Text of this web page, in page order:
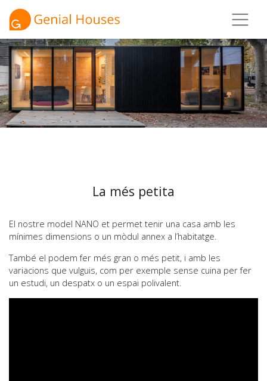
La més petita
El nostre model NANO et permet tenir una casa amb les
mínimes dimensions o un mòdul annex a l’habitatge.
També el podem fer més gran o més petit, i amb les
variacions que vulguis, com per exemple sense cuina per fer
un estudi, un despatx o un espai polivalent.